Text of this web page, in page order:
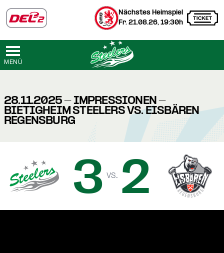
Nächstes Heimspiel
Fr. 21.08.26, 19:30h
MENÜ
28.11.2025 - IMPRESSIONEN -
BIETIGHEIM STEELERS VS. EISBÄREN
REGENSBURG
3 vs. 2